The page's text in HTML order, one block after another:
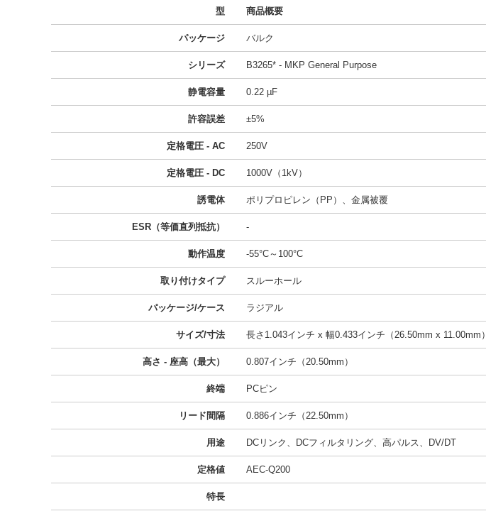
型 商品概要
パッケージ バルク
シリーズ B3265* - MKP General Purpose
静電容量 0.22 µF
許容誤差 ±5%
定格電圧 - AC 250V
定格電圧 - DC 1000V（1kV）
誘電体 ポリプロピレン（PP）、金属被覆
ESR（等価直列抵抗） -
動作温度 -55°C～100°C
取り付けタイプ スルーホール
パッケージ/ケース ラジアル
サイズ/寸法 長さ1.043インチ x 幅0.433インチ（26.50mm x 11.00mm）
高さ - 座高（最大） 0.807インチ（20.50mm）
終端 PCピン
リード間隔 0.886インチ（22.50mm）
用途 DCリンク、DCフィルタリング、高パルス、DV/DT
定格値 AEC-Q200
特長